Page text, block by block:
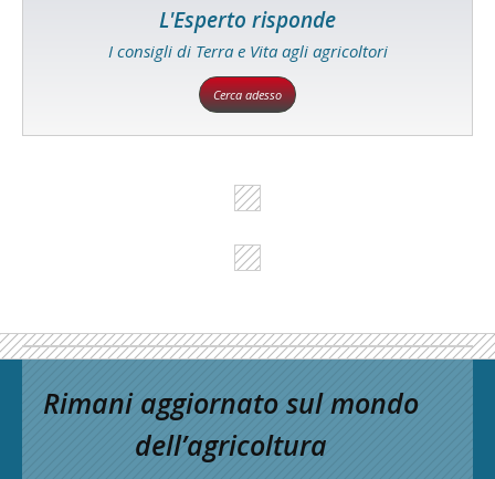
L'Esperto risponde
I consigli di Terra e Vita agli agricoltori
Cerca adesso
Rimani aggiornato sul mondo
dell’agricoltura